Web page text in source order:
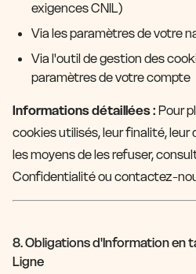
exigences CNIL)
Via les paramètres de votre
Via l'outil de gestion des
paramètres de votre compte
Informations détaillées : Pour
cookies utilisés, leur finalité,
les moyens de les refuser,
Confidentialité ou contactez-
8. Obligations d'Information en
Ligne